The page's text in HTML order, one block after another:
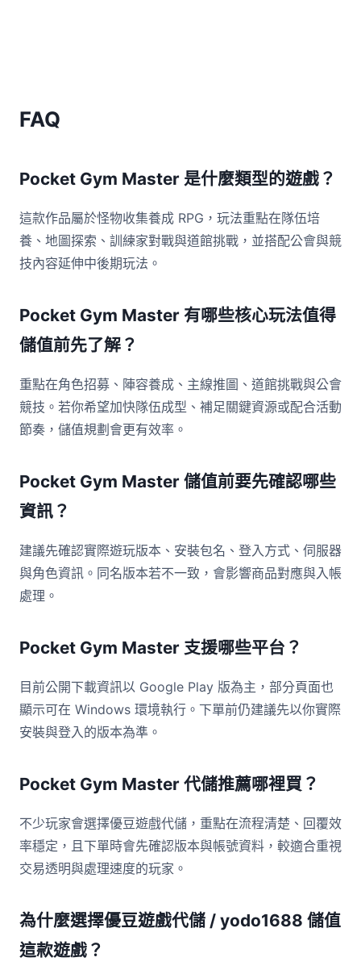
FAQ
Pocket Gym Master 是什麼類型的遊戲？
這款作品屬於怪物收集養成 RPG，玩法重點在隊伍培
養、地圖探索、訓練家對戰與道館挑戰，並搭配公會與競
技內容延伸中後期玩法。
Pocket Gym Master 有哪些核心玩法值得
儲值前先了解？
重點在角色招募、陣容養成、主線推圖、道館挑戰與公會
競技。若你希望加快隊伍成型、補足關鍵資源或配合活動
節奏，儲值規劃會更有效率。
Pocket Gym Master 儲值前要先確認哪些
資訊？
建議先確認實際遊玩版本、安裝包名、登入方式、伺服器
與角色資訊。同名版本若不一致，會影響商品對應與入帳
處理。
Pocket Gym Master 支援哪些平台？
目前公開下載資訊以 Google Play 版為主，部分頁面也
顯示可在 Windows 環境執行。下單前仍建議先以你實際
安裝與登入的版本為準。
Pocket Gym Master 代儲推薦哪裡買？
不少玩家會選擇優豆遊戲代儲，重點在流程清楚、回覆效
率穩定，且下單時會先確認版本與帳號資料，較適合重視
交易透明與處理速度的玩家。
為什麼選擇優豆遊戲代儲 / yodo1688 儲值
這款遊戲？